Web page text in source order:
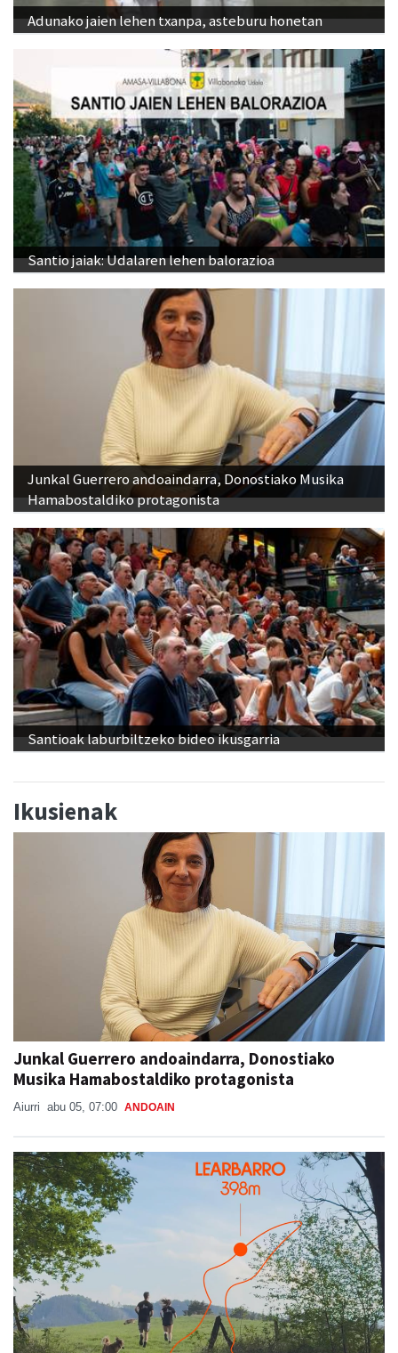
Adunako jaien lehen txanpa, asteburu honetan
Santio jaiak: Udalaren lehen balorazioa
Junkal Guerrero andoaindarra, Donostiako Musika
Hamabostaldiko protagonista
Santioak laburbiltzeko bideo ikusgarria
Ikusienak
Junkal Guerrero andoaindarra, Donostiako
Musika Hamabostaldiko protagonista
Aiurri abu 05, 07:00 ANDOAIN